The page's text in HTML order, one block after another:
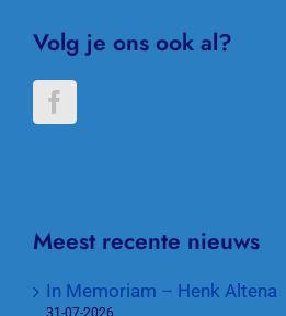
Volg je ons ook al?
Meest recente nieuws
In Memoriam – Henk Altena
31-07-2026